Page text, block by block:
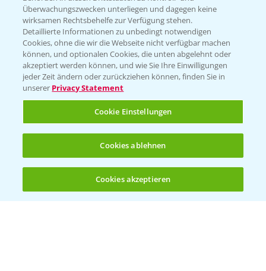
(noch 4)
Folgen Sie uns
Allgemeine Nutzungsbedingungen
Datenschutzerklärung
Überwachungszwecken unterliegen und dagegen keine
wirksamen Rechtsbehelfe zur Verfügung stehen.
Detaillierte Informationen zu unbedingt notwendigen
Cookies, ohne die wir die Webseite nicht verfügbar machen
können, und optionalen Cookies, die unten abgelehnt oder
akzeptiert werden können, und wie Sie Ihre Einwilligungen
jeder Zeit ändern oder zurückziehen können, finden Sie in
unserer Privacy Statement
Cookie Einstellungen
Cookies ablehnen
Cookies akzeptieren